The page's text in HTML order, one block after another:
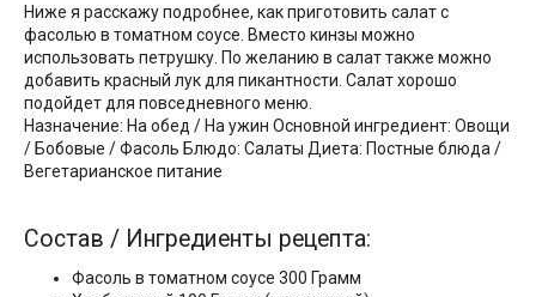
Ниже я расскажу подробнее, как приготовить салат с
фасолью в томатном соусе. Вместо кинзы можно
использовать петрушку. По желанию в салат также можно
добавить красный лук для пикантности. Салат хорошо
подойдет для повседневного меню.
Назначение: На обед / На ужин Основной ингредиент: Овощи
/ Бобовые / Фасоль Блюдо: Салаты Диета: Постные блюда /
Вегетарианское питание
Состав / Ингредиенты рецепта:
Фасоль в томатном соусе 300 Грамм